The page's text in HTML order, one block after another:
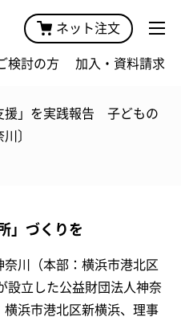
ネット注文
検討の方 加入・資料請求
援」を実践報告 子どもの
〕
」づくりを
川（本部：横浜市港北区
設立した公益財団法人神奈
浜市港北区新横浜、理事